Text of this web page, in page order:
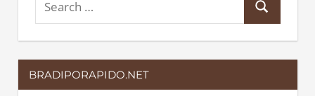
e
a
r
c
e
a
BRADIPORAPIDO.NET